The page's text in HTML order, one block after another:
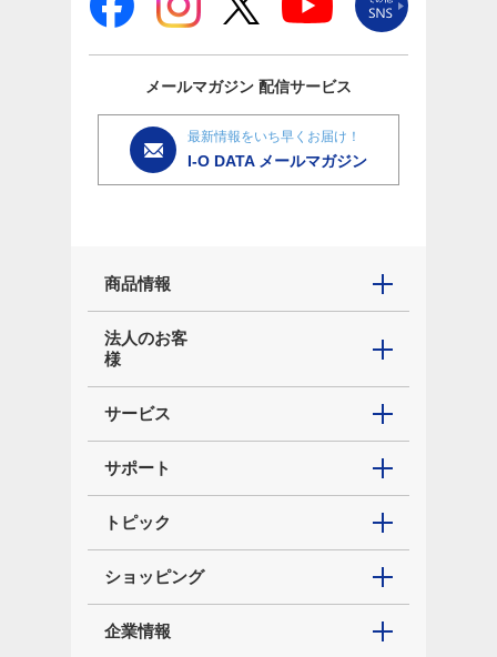
メールマガジン 配信サービス
最新情報をいち早くお届け！
I-O DATA メールマガジン
商品情報
法人のお客
様
サービス
サポート
トピック
ショッピング
企業情報